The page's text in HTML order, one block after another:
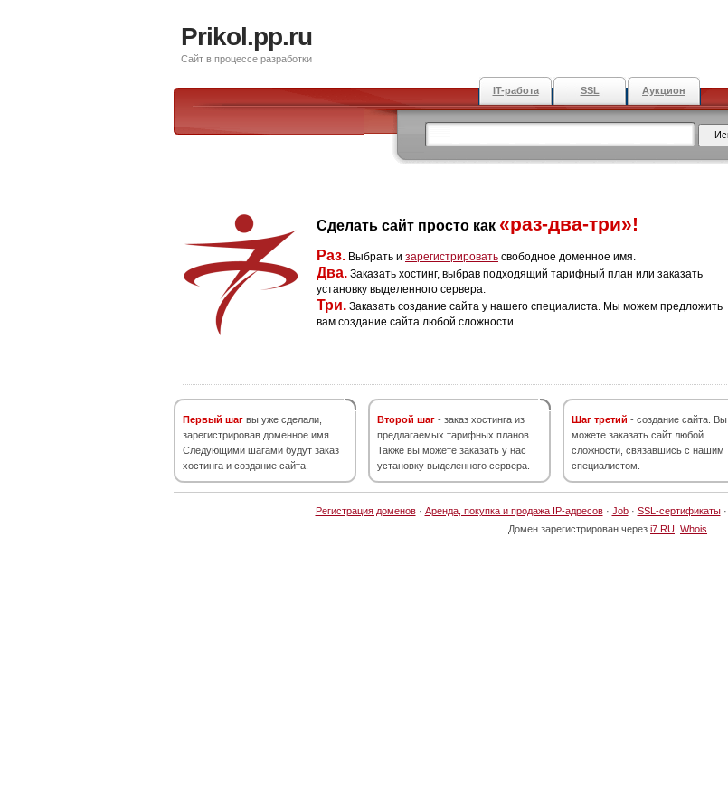
Prikol.pp.ru
Сайт в процессе разработки
IT-работа SSL Аукцион
Сделать сайт просто как «раз-два-три»!
Раз. Выбрать и зарегистрировать свободное доменное имя.
Два. Заказать хостинг, выбрав подходящий тарифный план или заказать
установку выделенного сервера.
Три. Заказать создание сайта у нашего специалиста. Мы можем предложить
вам создание сайта любой сложности.
Первый шаг вы уже сделали,
зарегистрировав доменное имя.
Следующими шагами будут заказ
хостинга и создание сайта.
Второй шаг - заказ хостинга из
предлагаемых тарифных планов.
Также вы можете заказать у нас
установку выделенного сервера.
Шаг третий - создание сайта. Вы
можете заказать сайт любой
сложности, связавшись с нашим
специалистом.
Регистрация доменов· Аренда, покупка и продажа IP-адресов· Job· SSL-сертификаты·
Домен зарегистрирован через i7.RU Whois